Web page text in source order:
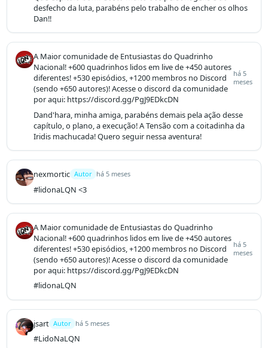
desfecho da luta, parabéns pelo trabalho de encher os olhos
Dan!!
A Maior comunidade de Entusiastas do Quadrinho
Nacional! +600 quadrinhos lidos em live de +450 autores
diferentes! +530 episódios, +1200 membros no Discord
(sendo +650 autores)! Acesse o discord da comunidade
por aqui: https://discord.gg/PgJ9EDkcDN
há 5
meses
Dand'hara, minha amiga, parabéns demais pela ação desse
capítulo, o plano, a execução! A Tensão com a coitadinha da
Iridis machucada! Quero seguir nessa aventura!
nexmortic Autor há 5 meses
#lidonaLQN <3
A Maior comunidade de Entusiastas do Quadrinho
Nacional! +600 quadrinhos lidos em live de +450 autores
diferentes! +530 episódios, +1200 membros no Discord
(sendo +650 autores)! Acesse o discord da comunidade
por aqui: https://discord.gg/PgJ9EDkcDN
há 5
meses
#lidonaLQN
jsart Autor há 5 meses
#LidoNaLQN